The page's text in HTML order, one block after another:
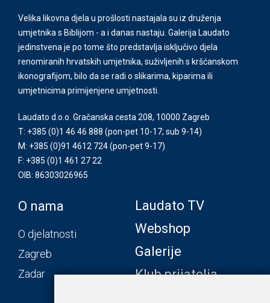
Velika likovna djela u prošlosti nastajala su iz druženja
umjetnika s Biblijom - a i danas nastaju. Galerija Laudato
jedinstvena je po tome što predstavlja isključivo djela
renomiranih hrvatskih umjetnika, suživljenih s kršćanskom
ikonografijom, bilo da se radi o slikarima, kiparima ili
umjetnicima primijenjene umjetnosti.
Laudato d.o.o. Gračanska cesta 208, 10000 Zagreb
T: +385 (0)1 46 46 888 (pon-pet 10-17; sub 9-14)
M: +385 (0)91 4612 724(pon-pet 9-17)
F: +385 (0)1 461 27 22
OIB: 86303026965
O nama
O djelatnosti
Zagreb
Zadar
Laudato TV
Webshop
Galerije
Klub prijatelja